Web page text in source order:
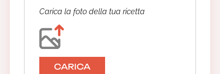
Carica la foto della tua ricetta
CARICA